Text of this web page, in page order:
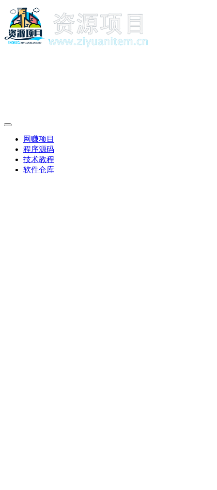
网赚项目
程序源码
技术教程
软件仓库